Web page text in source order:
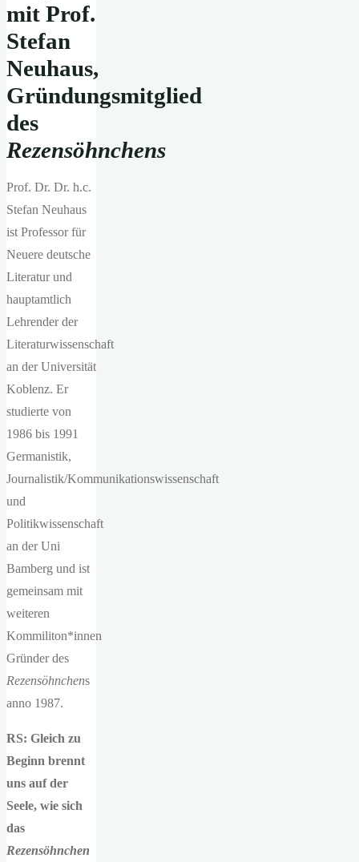
mit Prof.
Stefan
Neuhaus,
Gründungsmitglied
des
Rezensöhnchens
Prof. Dr. Dr. h.c.
Stefan Neuhaus
ist Professor für
Neuere deutsche
Literatur und
hauptamtlich
Lehrender der
Literaturwissenschaft
an der Universität
Koblenz. Er
studierte von
1986 bis 1991
Germanistik,
Journalistik/Kommunikationswissenschaft
und
Politikwissenschaft
an der Uni
Bamberg und ist
gemeinsam mit
weiteren
Kommiliton*innen
Gründer des
Rezensöhnchens
anno 1987.
RS: Gleich zu
Beginn brennt
uns auf der
Seele, wie sich
das
Rezensöhnchen